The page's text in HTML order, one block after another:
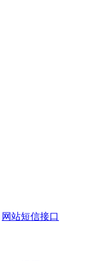
网站短信接口